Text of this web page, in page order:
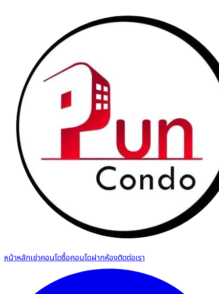
หน้าหลักเช่าคอนโดซื้อคอนโดฝากห้องติดต่อเรา